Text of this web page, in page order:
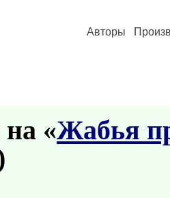
Авторы
«Жабья